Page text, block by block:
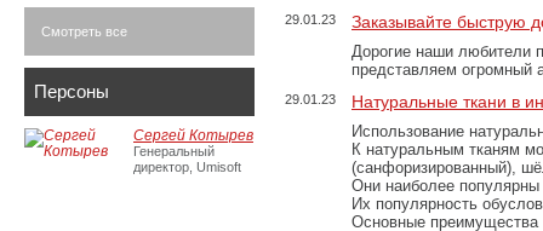
29.01.23 Заказывайте быструю
Дорогие наши любители
представляем огромный
29.01.23 Натуральные ткани в
Использование
К натуральным тканям
(санфоризированный),
Они наиболее популярны
Их популярность
Основные преимущества
Смотреть все
Персоны
Сергей Котырев
Генеральный
директор, Umisoft